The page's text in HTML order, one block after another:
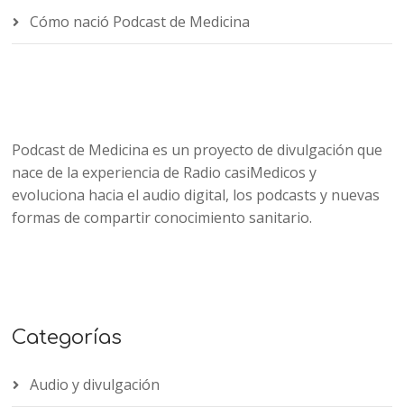
Cómo nació Podcast de Medicina
Podcast de Medicina es un proyecto de divulgación que
nace de la experiencia de Radio casiMedicos y
evoluciona hacia el audio digital, los podcasts y nuevas
formas de compartir conocimiento sanitario.
Categorías
Audio y divulgación